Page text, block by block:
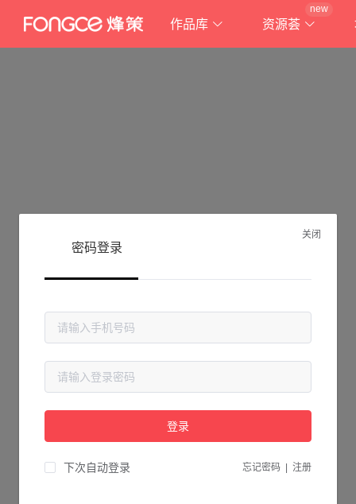
作品库 资源荟
new
抱歉!
请检查您输入的网址是否正确，或点击下面的按钮返回首页。
关闭
密码登录
登录
下次自动登录 忘记密码 注册